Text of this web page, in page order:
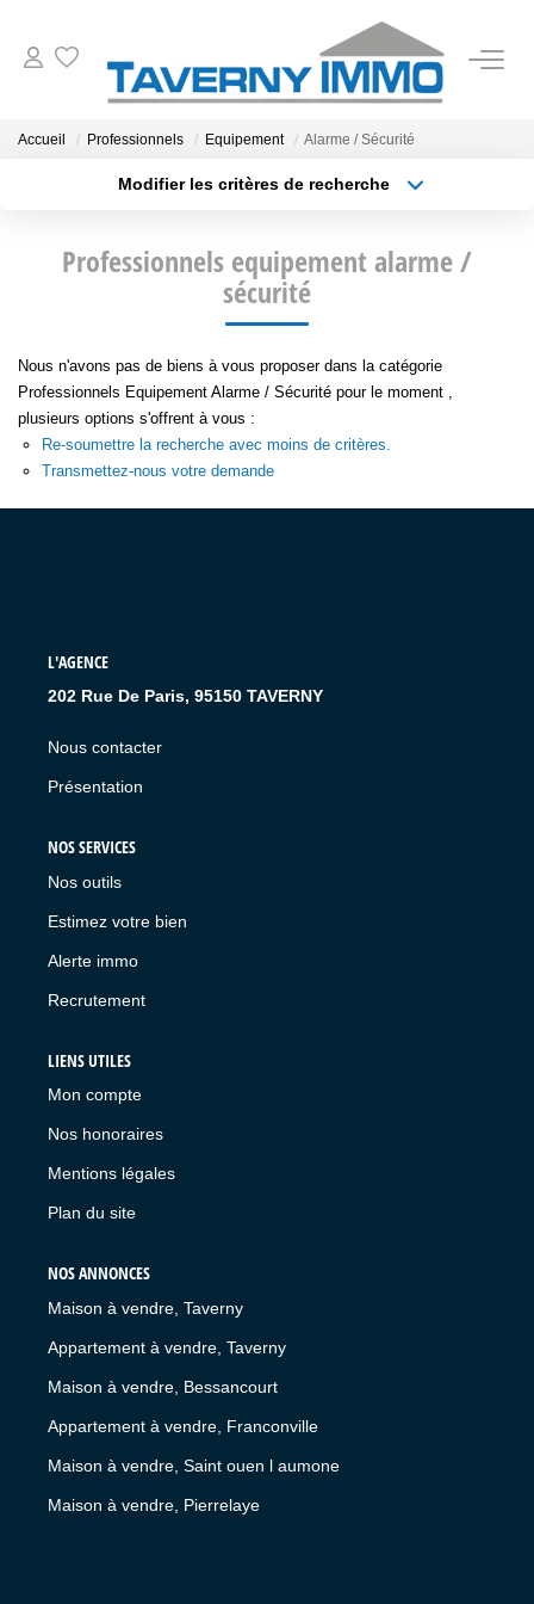
ESTIMATION
OUTILS
Accueil Professionnels Equipement Alarme / Sécurité
Modifier les critères de recherche
Type de bien
Surface min
Créer une alerte
Professionnels equipement alarme /
sécurité
Nous n'avons pas de biens à vous proposer dans la catégorie
Professionnels Equipement Alarme / Sécurité pour le moment ,
plusieurs options s'offrent à vous :
Re-soumettre la recherche avec moins de critères.
Transmettez-nous votre demande
L'AGENCE
202 Rue De Paris, 95150 TAVERNY
Nous contacter
Présentation
NOS SERVICES
Nos outils
Estimez votre bien
Alerte immo
Recrutement
LIENS UTILES
Mon compte
Nos honoraires
Mentions légales
Plan du site
NOS ANNONCES
Maison à vendre, Taverny
Appartement à vendre, Taverny
Maison à vendre, Bessancourt
Appartement à vendre, Franconville
Maison à vendre, Saint ouen l aumone
Maison à vendre, Pierrelaye